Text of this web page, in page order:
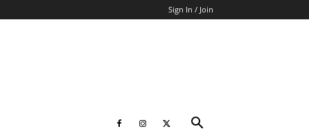
Sign In / Join